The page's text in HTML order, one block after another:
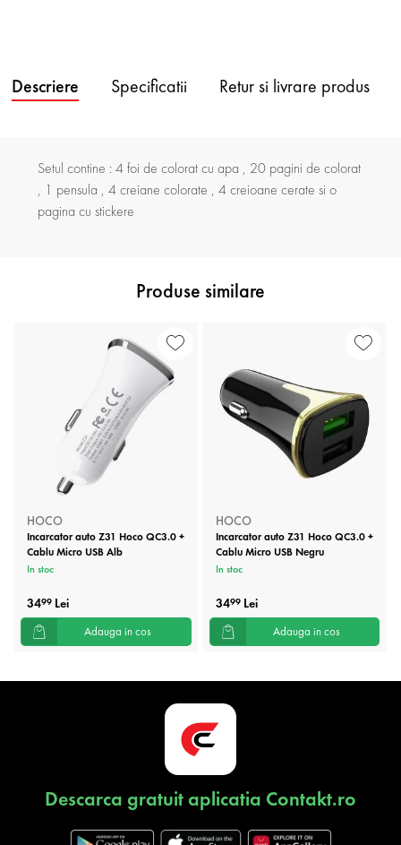
Descriere Specificatii Retur si livrare produs
Setul contine : 4 foi de colorat cu apa , 20 pagini de colorat
, 1 pensula , 4 creiane colorate , 4 creioane cerate si o
pagina cu stickere
Produse similare
HOCO
Incarcator auto Z31 Hoco QC3.0 +
Cablu Micro USB Alb
In stoc
3499 Lei
Adauga in cos
HOCO
Incarcator auto Z31 Hoco QC3.0 +
Cablu Micro USB Negru
In stoc
3499Lei
Adauga in cos
Descarca gratuit aplicatia Contakt.ro